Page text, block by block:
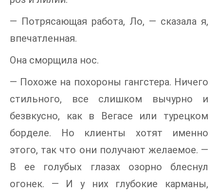
— Потрясающая работа, Ло, — сказала я,
впечатленная.
Она сморщила нос.
— Похоже на похороны гангстера. Ничего
стильного, все слишком вычурно и
безвкусно, как в Вегасе или турецком
борделе. Но клиенты хотят именно
этого, так что они получают желаемое. —
В ее голубых глазах озорно блеснул
огонек. — И у них глубокие карманы,